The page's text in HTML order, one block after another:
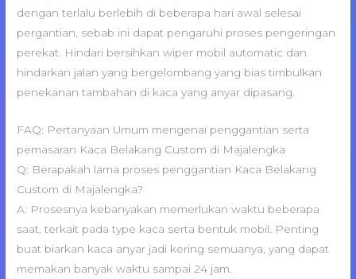
dengan terlalu berlebih di beberapa hari awal selesai
pergantian, sebab ini dapat pengaruhi proses pengeringan
perekat. Hindari bersihkan wiper mobil automatic dan
hindarkan jalan yang bergelombang yang bias timbulkan
penekanan tambahan di kaca yang anyar dipasang.
FAQ: Pertanyaan Umum mengenai penggantian serta
pemasaran Kaca Belakang Custom di Majalengka
Q: Berapakah lama proses penggantian Kaca Belakang
Custom di Majalengka?
A: Prosesnya kebanyakan memerlukan waktu beberapa
saat, terkait pada type kaca serta bentuk mobil. Penting
buat biarkan kaca anyar jadi kering semuanya, yang dapat
memakan banyak waktu sampai 24 jam.